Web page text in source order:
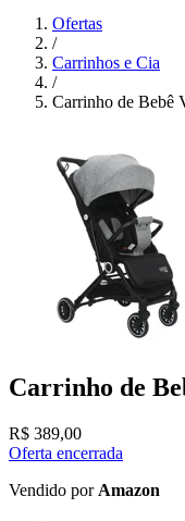
Ofertas
/
Carrinhos e Cia
/
Carrinho de Bebê
Carrinho de
R$ 389,00
Oferta encerrada
Vendido por Amazon